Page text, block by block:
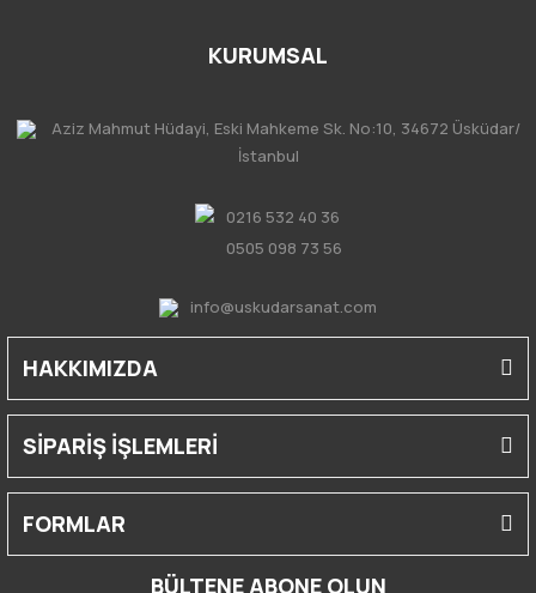
KURUMSAL
Aziz Mahmut Hüdayi, Eski Mahkeme Sk. No:10, 34672 Üsküdar/
İstanbul
0216 532 40 36
0505 098 73 56
info@uskudarsanat.com
HAKKIMIZDA
SİPARİŞ İŞLEMLERİ
FORMLAR
BÜLTENE ABONE OLUN